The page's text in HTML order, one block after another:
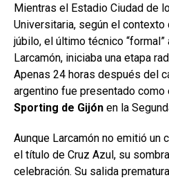
Mientras el Estadio Ciudad de
Universitaria, según el
júbilo, el último técnico
Larcamón, iniciaba una etapa
Apenas 24 horas después del
argentino fue presentado
Sporting de Gijón en la
Aunque Larcamón no emitió un
el título de Cruz Azul, su
celebración. Su salida